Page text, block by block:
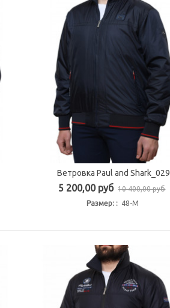
Быстрый просмотр
Ветровка Paul and Shark_029
5 200,00 руб 10 400,00 руб
Размер: : 48-M